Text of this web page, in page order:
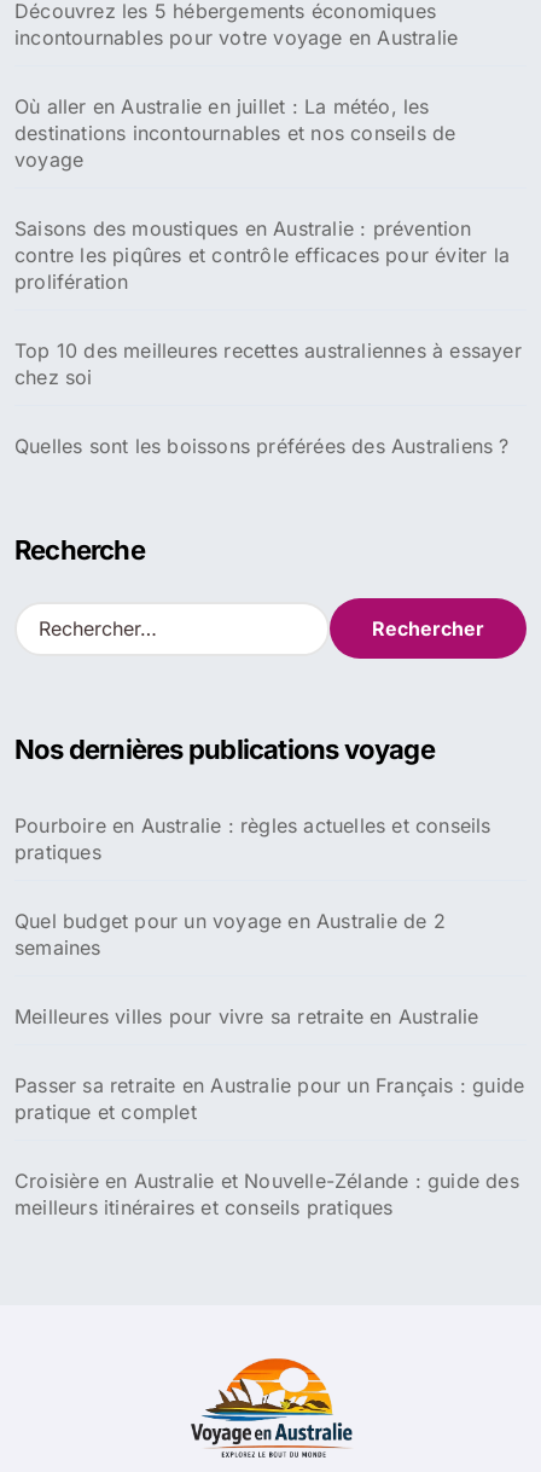
Découvrez les 5 hébergements économiques
incontournables pour votre voyage en Australie
Où aller en Australie en juillet : La météo, les
destinations incontournables et nos conseils de
voyage
Saisons des moustiques en Australie : prévention
contre les piqûres et contrôle efficaces pour éviter la
prolifération
Top 10 des meilleures recettes australiennes à essayer
chez soi
Quelles sont les boissons préférées des Australiens ?
Recherche
R
e
r
e
r
Nos dernières publications voyage
Pourboire en Australie : règles actuelles et conseils
pratiques
Quel budget pour un voyage en Australie de 2
semaines
Meilleures villes pour vivre sa retraite en Australie
Passer sa retraite en Australie pour un Français : guide
pratique et complet
Croisière en Australie et Nouvelle-Zélande : guide des
meilleurs itinéraires et conseils pratiques